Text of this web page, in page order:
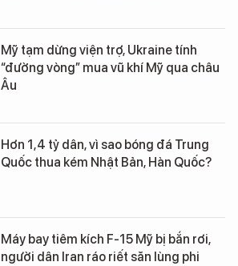
Mỹ tạm dừng viện trợ, Ukraine tính
“đường vòng” mua vũ khí Mỹ qua châu
Âu
Hơn 1,4 tỷ dân, vì sao bóng đá Trung
Quốc thua kém Nhật Bản, Hàn Quốc?
Máy bay tiêm kích F-15 Mỹ bị bắn rơi,
người dân Iran ráo riết săn lùng phi